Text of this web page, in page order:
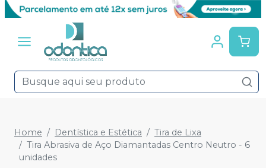
Home Dentística e Estética
Tira de Lixa
Tira Abrasiva de Aço Diamantadas Centro Neutro - 6
unidades